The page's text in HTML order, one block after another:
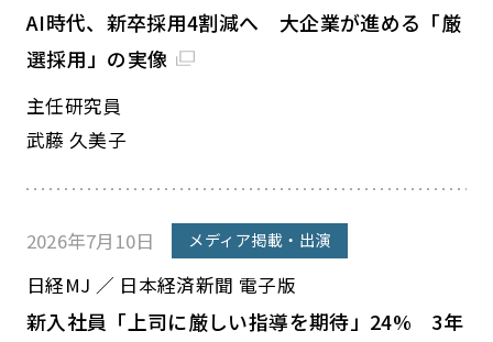
AI時代、新卒採用4割減へ 大企業が進める「厳
選採用」の実像
主任研究員
武藤 久美子
2026年7月10日 メディア掲載・出演
日経MJ ／ 日本経済新聞 電子版
新入社員「上司に厳しい指導を期待」24% 3年